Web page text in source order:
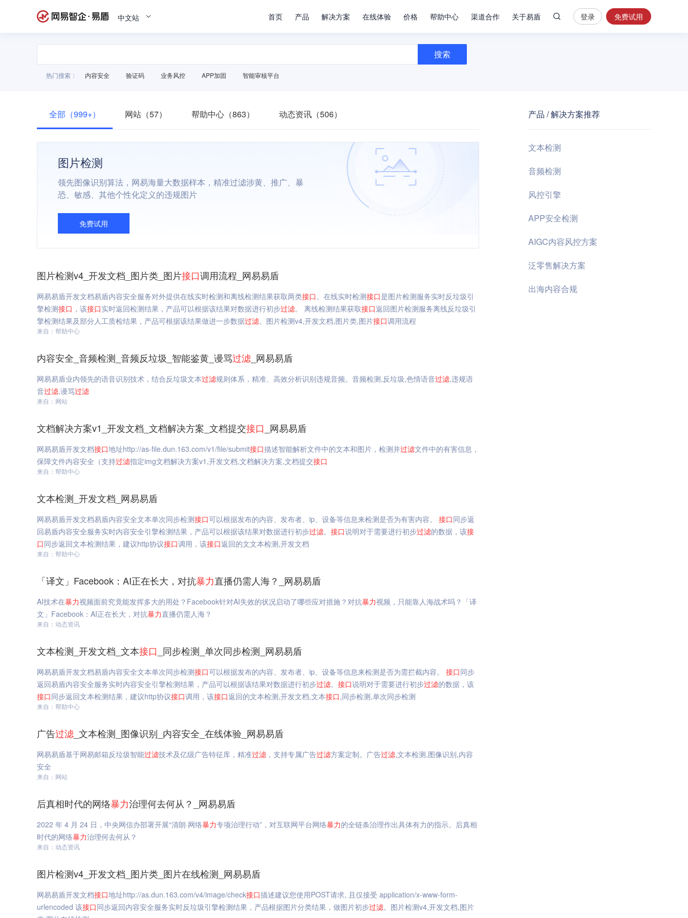
中文站 首页 产品 解决方案 在线体验 价格 帮助中心 渠道合作 关于易盾
安
全
控
登录 免费试用
搜索
热门搜索： 内容安全 验证码 业务风控 APP加固 智能审核平台
全部（999+） 网站（57） 帮助中心（863） 动态资讯（506）
图片检测
领先图像识别算法，网易海量大数据样本，精准过滤涉黄、推广、暴
恐、敏感、其他个性化定义的违规图片
免费试用
图片检测v4_开发文档_图片类_图片接口调用流程_网易易盾
网易易盾开发文档易盾内容安全服务对外提供在线实时检测和离线检测结果获取两类接口。在线实时检测接口是图片检测服务实时反垃圾引
擎检测接口 ，该接口实时返回检测结果，产品可以根据该结果对数据进行初步过滤。 离线检测结果获取接口返回图片检测服务离线反垃圾引
擎检测结果及部分人工质检结果，产品可根据该结果做进一步数据过滤。图片检测v4,开发文档,图片类,图片接口调用流程
来自：帮助中心
内容安全_音频检测_音频反垃圾_智能鉴黄_谩骂过滤 _网易易盾
网易易盾业内领先的语音识别技术，结合反垃圾文本过滤规则体系，精准、高效分析识别违规音频。音频检测,反垃圾,色情语音过滤,违规语
音过滤,谩骂过滤
来自：网站
文档解决方案v1_开发文档_文档解决方案_文档提交接口 _网易易盾
网易易盾开发文档接口地址http://as-file.dun.163.com/v1/file/submit接口描述智能解析文件中的文本和图片，检测并过滤文件中的有害信息，
保障文件内容安全（支持过滤指定img文档解决方案v1,开发文档,文档解决方案,文档提交接口
来自：帮助中心
文本检测_开发文档_网易易盾
网易易盾开发文档易盾内容安全文本单次同步检测接口可以根据发布的内容、发布者、ip、设备等信息来检测是否为有害内容。 接口同步返
回易盾内容安全服务实时内容安全引擎检测结果，产品可以根据该结果对数据进行初步过滤。 接口说明对于需要进行初步过滤的数据，该接
口同步返回文本检测结果，建议http协议接口调用，该接口返回的文文本检测,开发文档
来自：帮助中心
「译文」Facebook：AI正在长大，对抗暴力直播仍需人海？_网易易盾
AI技术在暴力视频面前究竟能发挥多大的用处？Facebook针对AI失效的状况启动了哪些应对措施？对抗暴力视频，只能靠人海战术吗？「译
文」Facebook：AI正在长大，对抗暴力直播仍需人海？
来自：动态资讯
文本检测_开发文档_文本接口 _同步检测_单次同步检测_网易易盾
网易易盾开发文档易盾内容安全文本单次同步检测接口可以根据发布的内容、发布者、ip、设备等信息来检测是否为需拦截内容。 接口同步
返回易盾内容安全服务实时内容安全引擎检测结果，产品可以根据该结果对数据进行初步过滤。 接口说明对于需要进行初步过滤的数据，该
接口同步返回文本检测结果，建议http协议接口调用，该接口返回的文本检测,开发文档,文本接口,同步检测,单次同步检测
来自：帮助中心
广告过滤 _文本检测_图像识别_内容安全_在线体验_网易易盾
网易易盾基于网易邮箱反垃圾智能过滤技术及亿级广告特征库，精准过滤 ，支持专属广告过滤方案定制。广告过滤,文本检测,图像识别,内容
安全
来自：网站
后真相时代的网络暴力治理何去何从？_网易易盾
2022 年 4 月 24 日，中央网信办部署开展“清朗·网络暴力专项治理行动”，对互联网平台网络暴力的全链条治理作出具体有力的指示。后真相
时代的网络暴力治理何去何从？
来自：动态资讯
图片检测v4_开发文档_图片类_图片在线检测_网易易盾
网易易盾开发文档接口地址http://as.dun.163.com/v4/image/check接口描述建议您使用POST请求, 且仅接受 application/x-www-form-
urlencoded 该接口同步返回内容安全服务实时反垃圾引擎检测结果，产品根据图片分类结果，做图片初步过滤。图片检测v4,开发文档,图片
产品 / 解决方案推荐
文本检测
音频检测
风控引擎
APP安全检测
AIGC内容风控方案
泛零售解决方案
出海内容合规